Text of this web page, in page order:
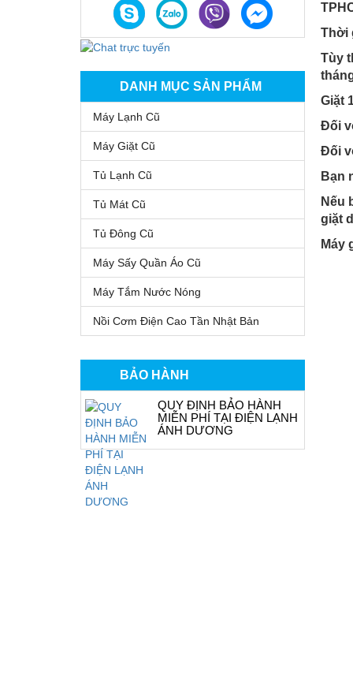
DANH MỤC SẢN PHẨM
Máy Lạnh Cũ
Máy Giặt Cũ
Tủ Lạnh Cũ
Tủ Mát Cũ
Tủ Đông Cũ
Máy Sấy Quần Áo Cũ
Máy Tắm Nước Nóng
Nồi Cơm Điện Cao Tần Nhật Bản
BẢO HÀNH
QUY ĐỊNH BẢO HÀNH
MIỄN PHÍ TẠI ĐIỆN LẠNH
ÁNH DƯƠNG
Thời
Tùy
Giặt
Đối
Đối
Bạn
Nếu
giặt
Máy